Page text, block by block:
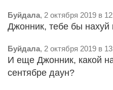
Буйдала, 2 октября 2019 в
Джонник, тебе бы нахуй
Буйдала, 2 октября 2019 в
И еще Джонник, какой
сентябре даун?